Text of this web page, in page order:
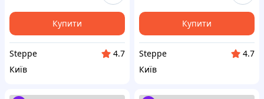
Купити
Steppe
4.7
Київ
Купити
Steppe
4.7
Київ